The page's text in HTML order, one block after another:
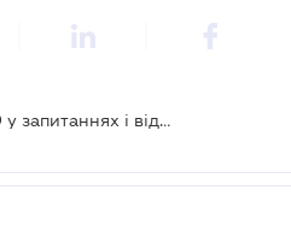
LIGA ZAKON AWARDS 2019 у запитаннях і відповідях